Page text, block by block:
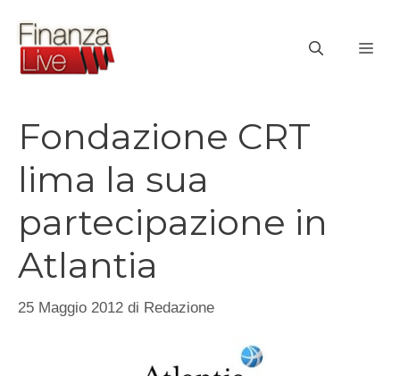
contenuto
Fondazione CRT
lima la sua
partecipazione in
Atlantia
25 Maggio 2012 di Redazione